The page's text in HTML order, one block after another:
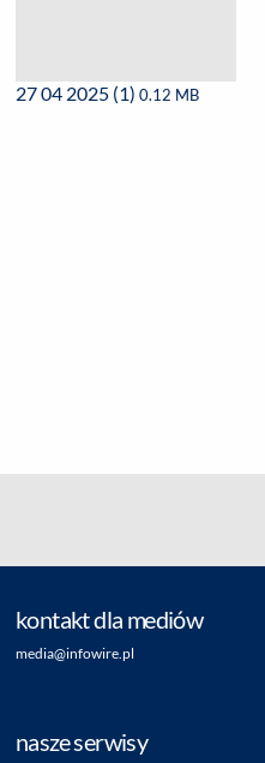
27 04 2025 (1) 0.12 MB
kontakt dla mediów
media@infowire.pl
nasze serwisy